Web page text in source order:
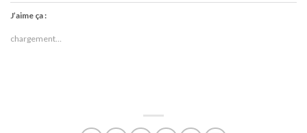
J’aime ça :
chargement…